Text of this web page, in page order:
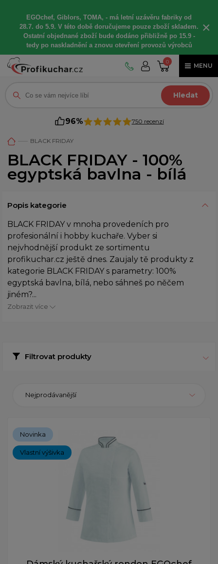
EGOchef, Giblors, TOMA, - má letní uzávěru fabriky od
28.7. do 5.9. V této době doručujeme pouze zboží skladem.
Ostatní objednané zboží bude dodáno přibližně po 15.9 -
tedy po naskladnění a znovu otevření provozů výrobců
×
0
MENU
Hledat
96% 750 recenzí
BLACK FRIDAY
BLACK FRIDAY - 100%
egyptská bavlna - bílá
Popis kategorie
BLACK FRIDAY v mnoha provedeních pro
profesionální i hobby kuchaře. Vyber si
nejvhodnější produkt ze sortimentu
profikuchar.cz ještě dnes. Zaujaly tě produkty z
kategorie BLACK FRIDAY s parametry: 100%
egyptská bavlna, bílá, nebo sáhneš po něčem
jiném?...
Zobrazit více
Filtrovat produkty
Nejprodávanější
Novinka
Vlastní výšivka